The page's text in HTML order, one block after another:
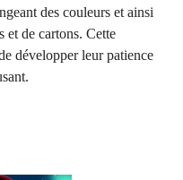
des couleurs et ainsi
et de cartons. Cette
développer leur patience